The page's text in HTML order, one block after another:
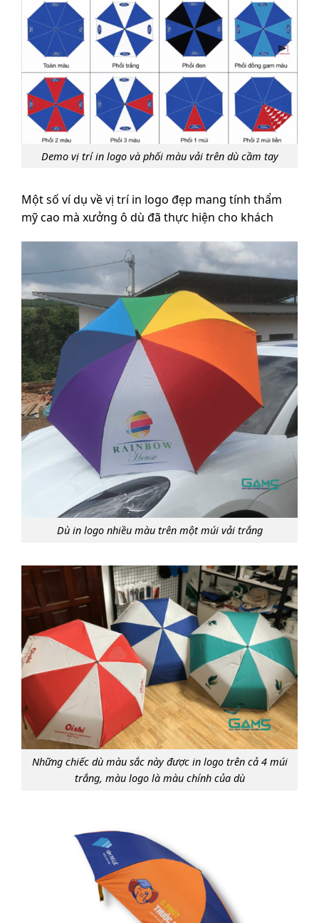
Demo vị trí in logo và phối màu vải trên dù cầm tay
Một số ví dụ về vị trí in logo đẹp mang tính thẩm
mỹ cao mà xưởng ô dù đã thực hiện cho khách
Dù in logo nhiều màu trên một múi vải trắng
Những chiếc dù màu sắc này được in logo trên cả 4 múi
trắng, màu logo là màu chính của dù